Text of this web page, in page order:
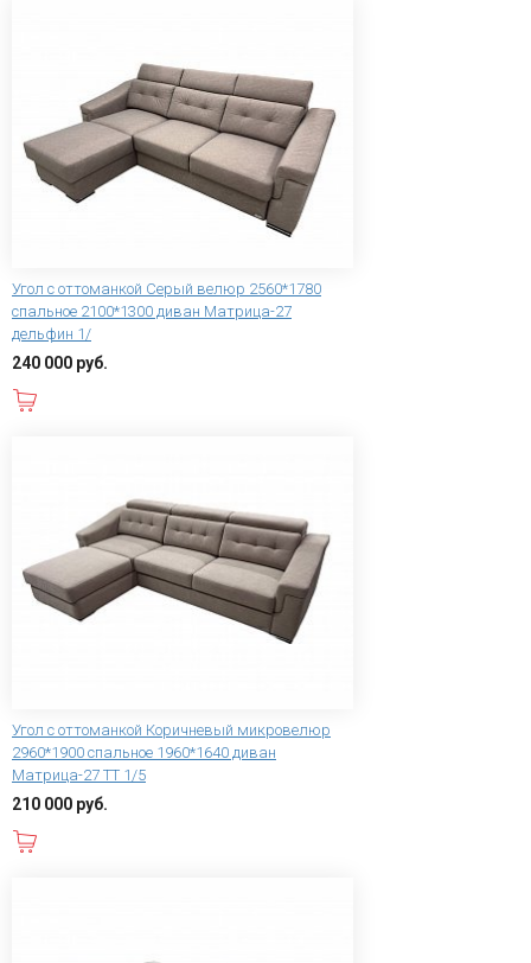
Угол с оттоманкой Серый велюр 2560*1780
спальное 2100*1300 диван Матрица-27
дельфин 1/
240 000 руб.
Угол с оттоманкой Коричневый микровелюр
2960*1900 спальное 1960*1640 диван
Матрица-27 ТТ 1/5
210 000 руб.